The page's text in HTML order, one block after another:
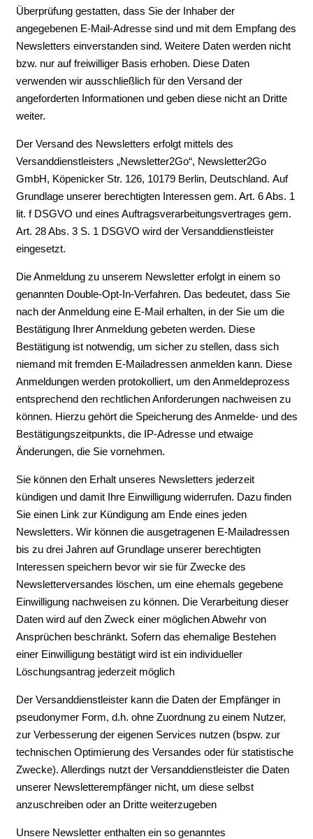
Überprüfung gestatten, dass Sie der Inhaber der
angegebenen E-Mail-Adresse sind und mit dem Empfang des
Newsletters einverstanden sind. Weitere Daten werden nicht
bzw. nur auf freiwilliger Basis erhoben. Diese Daten
verwenden wir ausschließlich für den Versand der
angeforderten Informationen und geben diese nicht an Dritte
weiter.
Der Versand des Newsletters erfolgt mittels des
Versanddienstleisters „Newsletter2Go“, Newsletter2Go
GmbH, Köpenicker Str. 126, 10179 Berlin, Deutschland. Auf
Grundlage unserer berechtigten Interessen gem. Art. 6 Abs. 1
lit. f DSGVO und eines Auftragsverarbeitungsvertrages gem.
Art. 28 Abs. 3 S. 1 DSGVO wird der Versanddienstleister
eingesetzt.
Die Anmeldung zu unserem Newsletter erfolgt in einem so
genannten Double-Opt-In-Verfahren. Das bedeutet, dass Sie
nach der Anmeldung eine E-Mail erhalten, in der Sie um die
Bestätigung Ihrer Anmeldung gebeten werden. Diese
Bestätigung ist notwendig, um sicher zu stellen, dass sich
niemand mit fremden E-Mailadressen anmelden kann. Diese
Anmeldungen werden protokolliert, um den Anmeldeprozess
entsprechend den rechtlichen Anforderungen nachweisen zu
können. Hierzu gehört die Speicherung des Anmelde- und des
Bestätigungszeitpunkts, die IP-Adresse und etwaige
Änderungen, die Sie vornehmen.
Sie können den Erhalt unseres Newsletters jederzeit
kündigen und damit Ihre Einwilligung widerrufen. Dazu finden
Sie einen Link zur Kündigung am Ende eines jeden
Newsletters. Wir können die ausgetragenen E-Mailadressen
bis zu drei Jahren auf Grundlage unserer berechtigten
Interessen speichern bevor wir sie für Zwecke des
Newsletterversandes löschen, um eine ehemals gegebene
Einwilligung nachweisen zu können. Die Verarbeitung dieser
Daten wird auf den Zweck einer möglichen Abwehr von
Ansprüchen beschränkt. Sofern das ehemalige Bestehen
einer Einwilligung bestätigt wird ist ein individueller
Löschungsantrag jederzeit möglich
Der Versanddienstleister kann die Daten der Empfänger in
pseudonymer Form, d.h. ohne Zuordnung zu einem Nutzer,
zur Verbesserung der eigenen Services nutzen (bspw. zur
technischen Optimierung des Versandes oder für statistische
Zwecke). Allerdings nutzt der Versanddienstleister die Daten
unserer Newsletterempfänger nicht, um diese selbst
anzuschreiben oder an Dritte weiterzugeben
Unsere Newsletter enthalten ein so genanntes